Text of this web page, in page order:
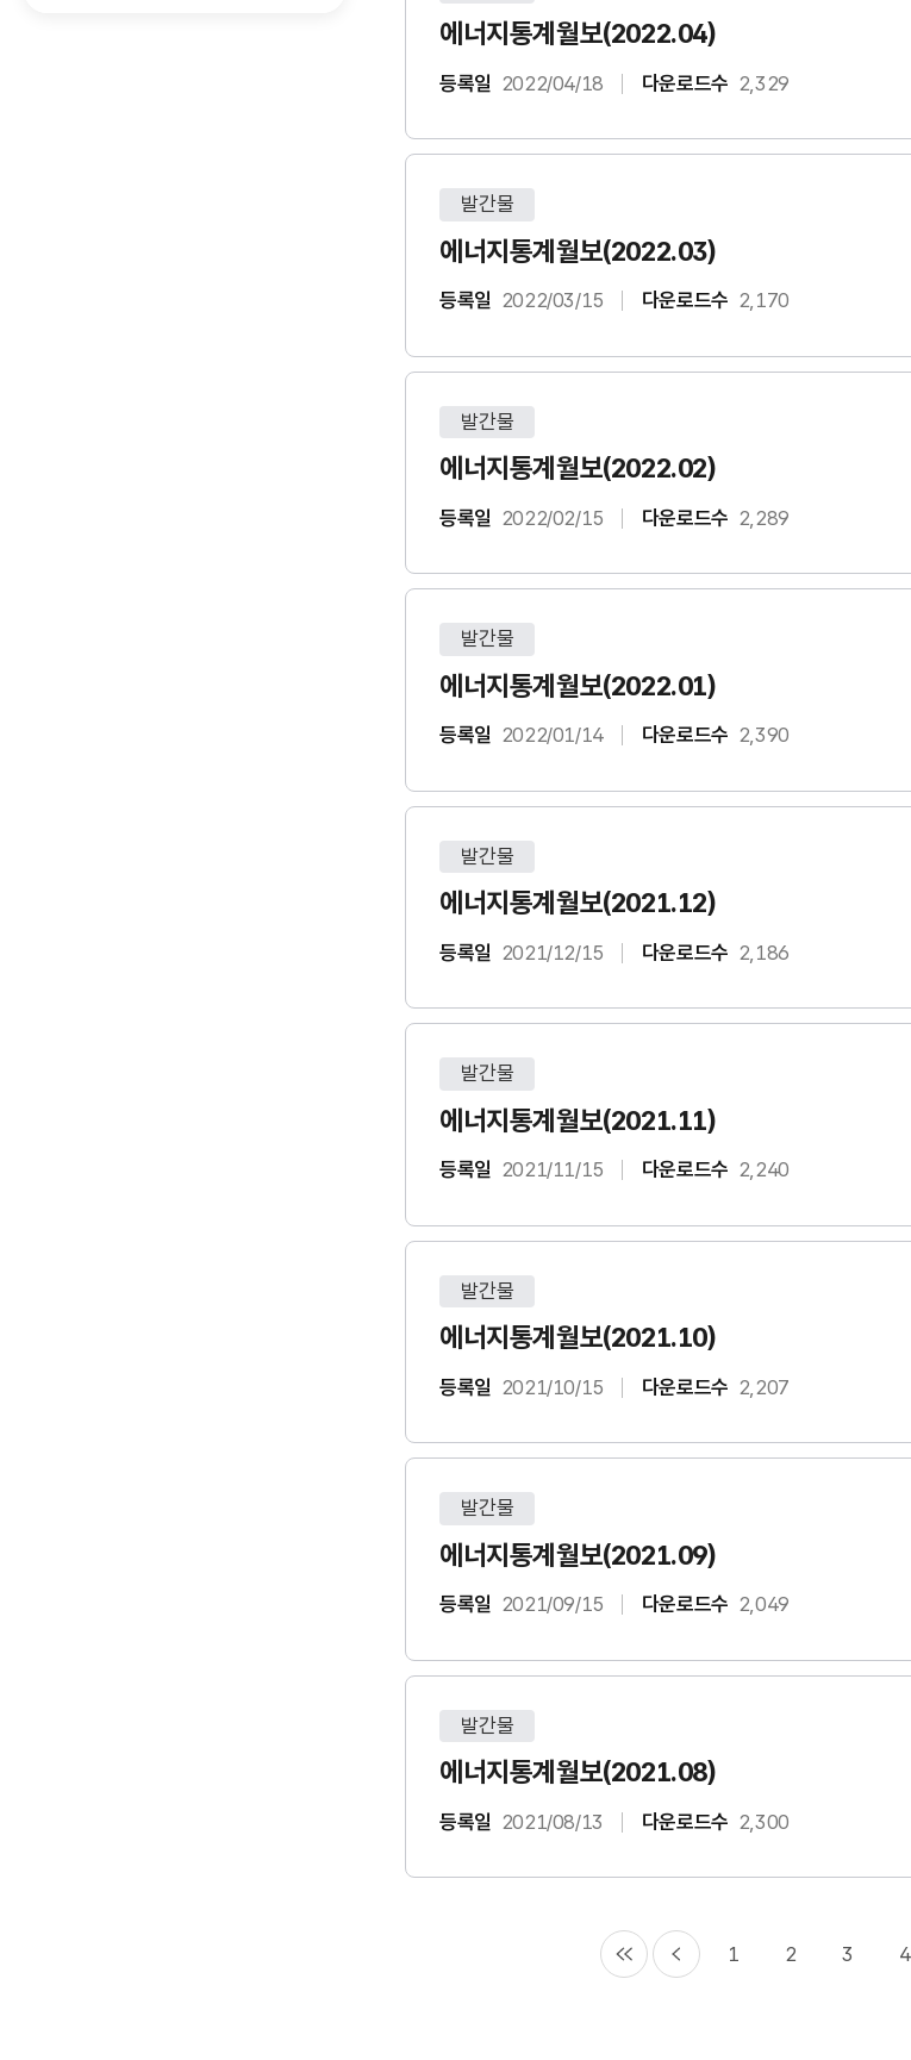
에너지통계월보(2022.04)
등록일 2022/04/18 다운로드수 2,329
발간물
에너지통계월보(2022.03)
등록일 2022/03/15 다운로드수 2,170
발간물
에너지통계월보(2022.02)
등록일 2022/02/15 다운로드수 2,289
발간물
에너지통계월보(2022.01)
등록일 2022/01/14 다운로드수 2,390
발간물
에너지통계월보(2021.12)
등록일 2021/12/15 다운로드수 2,186
발간물
에너지통계월보(2021.11)
등록일 2021/11/15 다운로드수 2,240
발간물
에너지통계월보(2021.10)
등록일 2021/10/15 다운로드수 2,207
발간물
에너지통계월보(2021.09)
등록일 2021/09/15 다운로드수 2,049
발간물
에너지통계월보(2021.08)
등록일 2021/08/13 다운로드수 2,300
1 2 3 4